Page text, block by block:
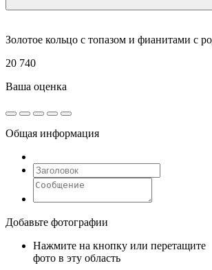
Золотое кольцо с топазом и фианитами с
20 740
Ваша оценка
Общая информация
Добавьте фотографии
Нажмите на кнопку или перетащите
фото в эту область